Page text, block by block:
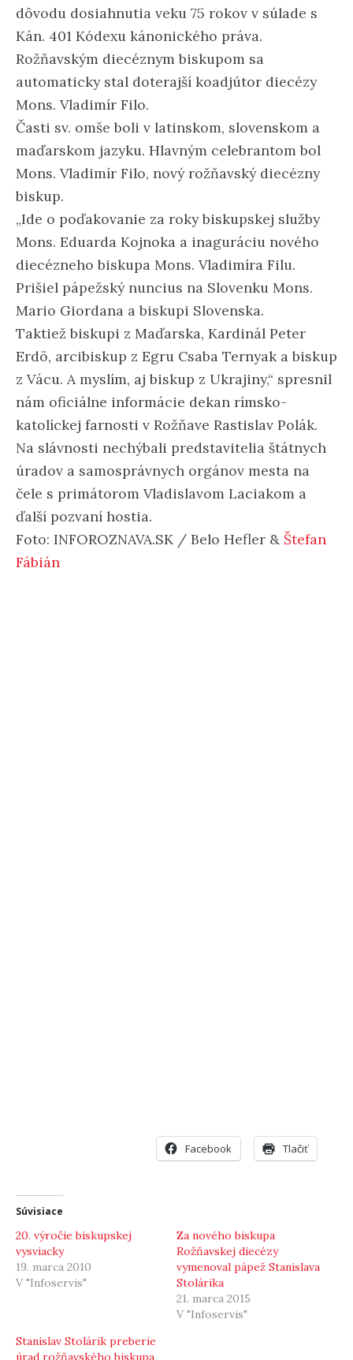
dôvodu dosiahnutia veku 75 rokov v súlade s
Kán. 401 Kódexu kánonického práva.
Rožňavským diecéznym biskupom sa
automaticky stal doterajší koadjútor diecézy
Mons. Vladimír Filo.
Časti sv. omše boli v latinskom, slovenskom a
maďarskom jazyku. Hlavným celebrantom bol
Mons. Vladimír Filo, nový rožňavský diecézny
biskup.
„Ide o poďakovanie za roky biskupskej služby
Mons. Eduarda Kojnoka a inaguráciu nového
diecézneho biskupa Mons. Vladimíra Filu.
Prišiel pápežský nuncius na Slovenku Mons.
Mario Giordana a biskupi Slovenska.
Taktiež biskupi z Maďarska, Kardinál Peter
Erdö, arcibiskup z Egru Csaba Ternyak a biskup
z Vácu. A myslím, aj biskup z Ukrajiny,“ spresnil
nám oficiálne informácie dekan rímsko-
katolíckej farnosti v Rožňave Rastislav Polák.
Na slávnosti nechýbali predstavitelia štátnych
úradov a samosprávnych orgánov mesta na
čele s primátorom Vladislavom Laciakom a
ďalší pozvaní hostia.
Foto: INFOROZNAVA.SK / Belo Hefler & Štefan
Fábián
Facebook Tlačiť
Súvisiace
20. výročie biskupskej
vysviacky
19. marca 2010
V "Infoservis"
Za nového biskupa
Rožňavskej diecézy
vymenoval pápež Stanislava
Stolárika
21. marca 2015
V "Infoservis"
Stanislav Stolárik preberie
úrad rožňavského biskupa